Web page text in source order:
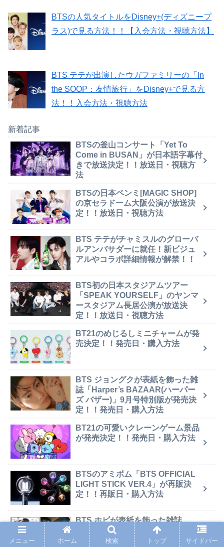
BTSの人気タイトルをDisney+(ディズニープ
ラス)で見る方法！！【入会方法・視聴方法】
BTS テテが出演したウガファミリーの「In
the SOOP：友情旅行」をDisney+で見る方
法！！入会方法・視聴方法
新着記事
BTSの釜山コンサート「Yet To
Come in BUSAN」が日本語字幕付
きで放送決定！！放送日・視聴方
法
BTSの日本ペンミ[MAGIC SHOP]
の京セラドーム大阪公演が放送決
定！！放送日・視聴方法
BTS テテがチャミスルのグローバ
ルアンバサダーに就任！新ビジュ
アルやコラボ詳細情報が解禁！！
BTS初の日本スタジアムツアー
「SPEAK YOURSELF」のヤンマ
ースタジアム長居公演が放送決
定！！放送日・視聴方法
BT21のめじるしミニチャームが発
売決定！！発売日・購入方法
BTS ジョングクが表紙を飾った雑
誌「Harper’s BAZAAR(ハーパー
ズ バザー)」9月号特別版が発売決
定！！発売日・購入方法
BT21の可愛いクレーンゲーム景品
が発売決定！！発売日・購入方法
BTSのアミボム「BTS OFFICIAL
LIGHT STICK VER.4」が再販決
定！！再販日・購入方法
BTS ホビが表紙を飾った雑誌
「DAZED(デイズド)」J-HOPE特
別版が発売決定！！発売日・購入
メニュー ホーム 検索 トップ サイドバー